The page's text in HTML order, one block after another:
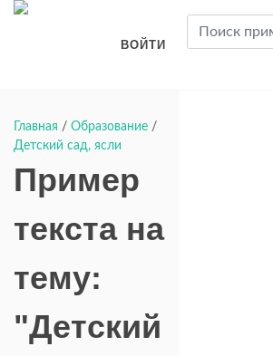
ВОЙТИ
Главная / Образование /
Детский сад, ясли
Пример
текста на
тему:
"Детский